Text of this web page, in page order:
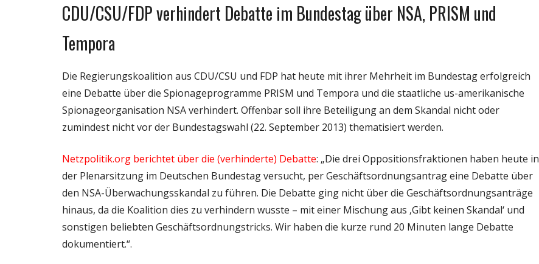
Internet
Politik
CDU/CSU/FDP verhindert Debatte im Bundestag über NSA, PRISM und
Tempora
Die Regierungskoalition aus CDU/CSU und FDP hat heute mit ihrer Mehrheit im Bundestag erfolgreich
eine Debatte über die Spionageprogramme PRISM und Tempora und die staatliche us-amerikanische
Spionageorganisation NSA verhindert. Offenbar soll ihre Beteiligung an dem Skandal nicht oder
zumindest nicht vor der Bundestagswahl (22. September 2013) thematisiert werden.
Netzpolitik.org berichtet über die (verhinderte) Debatte: „Die drei Oppositionsfraktionen haben heute in
der Plenarsitzung im Deutschen Bundestag versucht, per Geschäftsordnungsantrag eine Debatte über
den NSA-Überwachungsskandal zu führen. Die Debatte ging nicht über die Geschäftsordnungsanträge
hinaus, da die Koalition dies zu verhindern wusste – mit einer Mischung aus ‚Gibt keinen Skandal‘ und
sonstigen beliebten Geschäftsordnungstricks. Wir haben die kurze rund 20 Minuten lange Debatte
dokumentiert.“.